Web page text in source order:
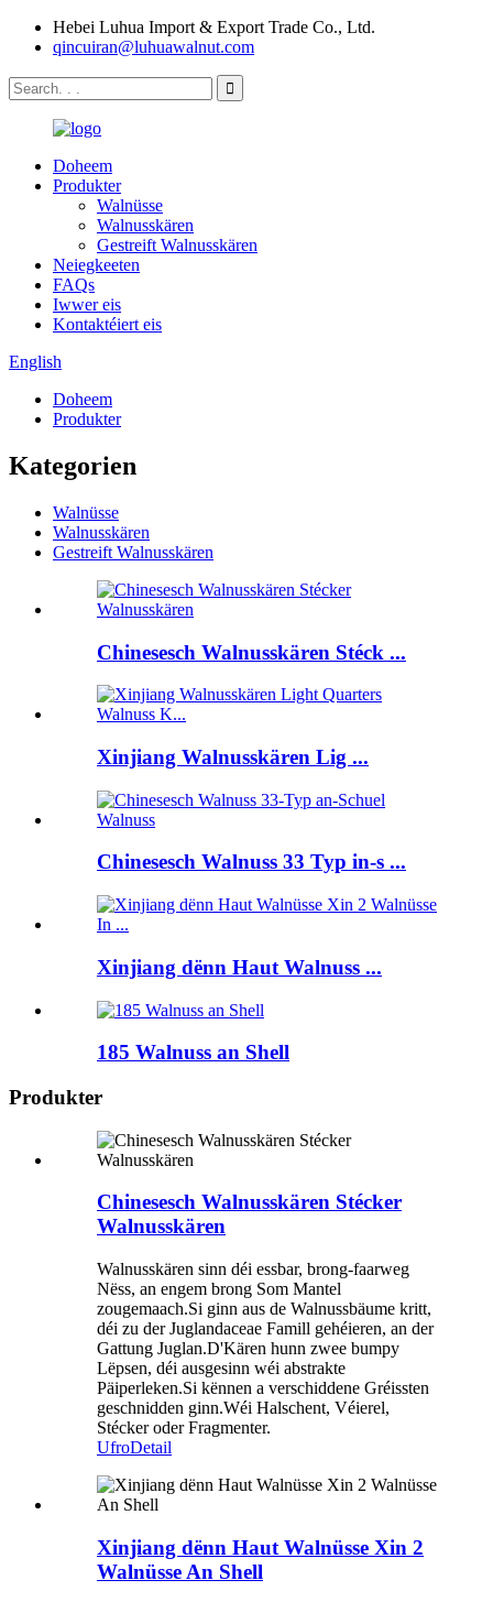
Hebei Luhua Import & Export Trade Co., Ltd.
qincuiran@luhuawalnut.com
Doheem
Produkter
Walnüsse
Walnusskären
Gestreift Walnusskären
Neiegkeeten
FAQs
Iwwer eis
Kontaktéiert eis
English
Doheem
Produkter
Kategorien
Walnüsse
Walnusskären
Gestreift Walnusskären
Chinesesch Walnusskären Stéck ...
Xinjiang Walnusskären Lig ...
Chinesesch Walnuss 33 Typ in-s ...
Xinjiang dënn Haut Walnuss ...
185 Walnuss an Shell
Produkter
Chinesesch Walnusskären Stécker
Walnusskären
Walnusskären sinn déi essbar, brong-faarweg
Nëss, an engem brong Som Mantel
zougemaach.Si ginn aus de Walnussbäume kritt,
déi zu der Juglandaceae Famill gehéieren, an der
Gattung Juglan.D'Kären hunn zwee bumpy
Lëpsen, déi ausgesinn wéi abstrakte
Päiperleken.Si kënnen a verschiddene Gréissten
geschnidden ginn.Wéi Halschent, Véierel,
Stécker oder Fragmenter.
UfroDetail
Xinjiang dënn Haut Walnüsse Xin 2
Walnüsse An Shell